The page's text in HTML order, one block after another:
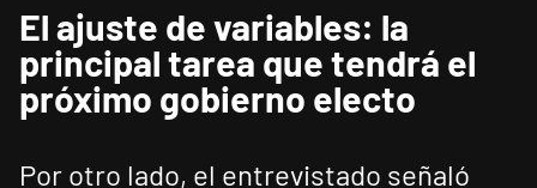
El ajuste de variables: la
principal tarea que tendrá el
próximo gobierno electo
Por otro lado, el entrevistado señaló